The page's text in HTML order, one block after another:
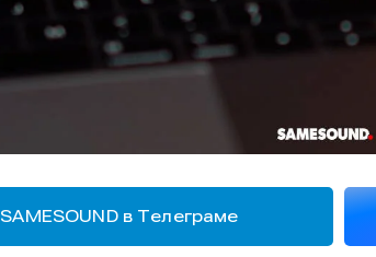
SAMESOUND в Телеграме